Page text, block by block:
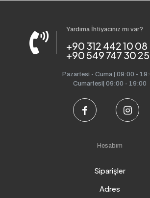
Yardıma İhtiyacınız mı var?
+90 312 442 10 08
+90 549 747 30 25
Pazartesi - Cuma | 09:00 -
Cumartesi| 09:00 - 19:00
Hesabım
Siparişler
Adres